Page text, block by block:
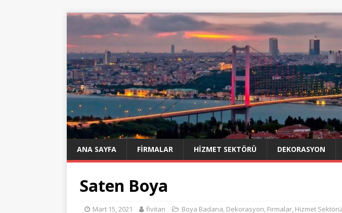
ANA SAYFA FIRMALAR HIZMET SEKTÖRÜ DEKORASYON
Saten Boya
Mart 15, 2021 fivitan Boya Badana, Dekorasyon, Firmalar, Hizmet Sektörü